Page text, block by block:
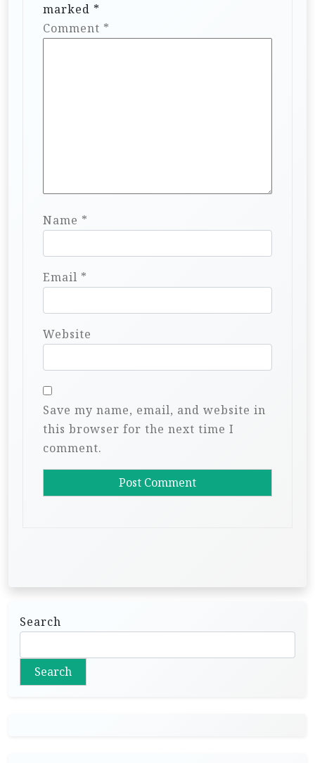
marked *
Comment *
Name *
Email *
Website
Save my name, email, and website in
this browser for the next time I
comment.
Search
Search